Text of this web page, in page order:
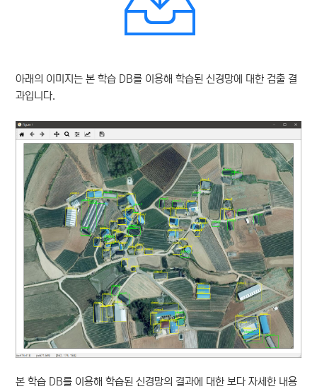
아래의 이미지는 본 학습 DB를 이용해 학습된 신경망에 대한 검출 결
과입니다.
본 학습 DB를 이용해 학습된 신경망의 결과에 대한 보다 자세한 내용